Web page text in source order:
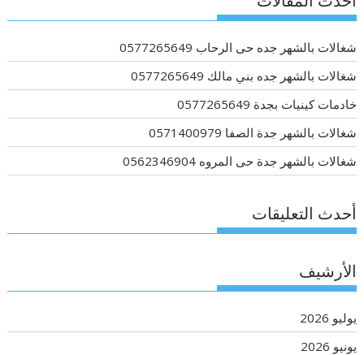
شغالات بالشهر جده حى الرحاب 0577265649
شغالات بالشهر جده بني مالك 0577265649
خادمات كينيات بجدة 0577265649
شغالات بالشهر جدة الصفا 0571400979
شغالات بالشهر جدة حى المروه 0562346904
أحدث التعليقات
الأرشيف
يوليو 2026
يونيو 2026